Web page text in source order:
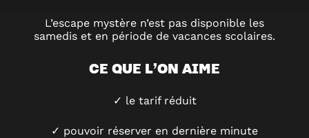
L’escape mystère n’est pas disponible les
samedis et en période de vacances scolaires.
CE QUE L’ON AIME
✓ le tarif réduit
✓ pouvoir réserver en dernière minute